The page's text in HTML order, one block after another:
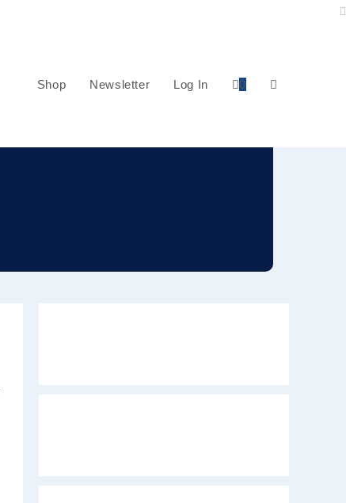
Shop Newsletter Log In 0